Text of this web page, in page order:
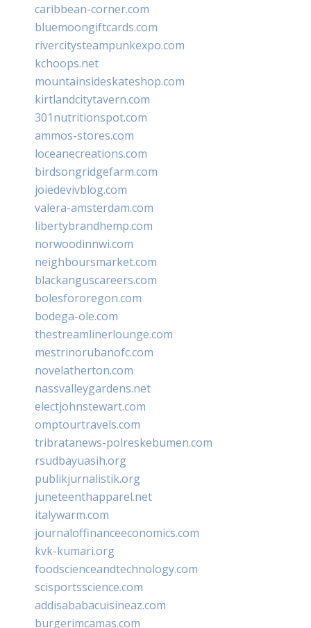
caribbean-corner.com
bluemoongiftcards.com
rivercitysteampunkexpo.com
kchoops.net
mountainsideskateshop.com
kirtlandcitytavern.com
301nutritionspot.com
ammos-stores.com
loceanecreations.com
birdsongridgefarm.com
joiedevivblog.com
valera-amsterdam.com
libertybrandhemp.com
norwoodinnwi.com
neighboursmarket.com
blackanguscareers.com
bolesfororegon.com
bodega-ole.com
thestreamlinerlounge.com
mestrinorubanofc.com
novelatherton.com
nassvalleygardens.net
electjohnstewart.com
omptourtravels.com
tribratanews-polreskebumen.com
rsudbayuasih.org
publikjurnalistik.org
juneteenthapparel.net
italywarm.com
journaloffinanceeconomics.com
kvk-kumari.org
foodscienceandtechnology.com
scisportsscience.com
addisababacuisineaz.com
burgerimcamas.com